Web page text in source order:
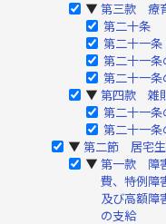
▶ 第三款 療
第二十条
第二十一条
第二十一条
第二十一条
▶ 第四款 雑
第二十一条
第二十一条
▶ 第二節 居宅生
▶ 第一款 障
費、特例障
及び高額障
の支給